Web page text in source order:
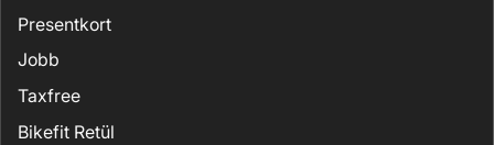
Presentkort
Jobb
Taxfree
Bikefit Retül